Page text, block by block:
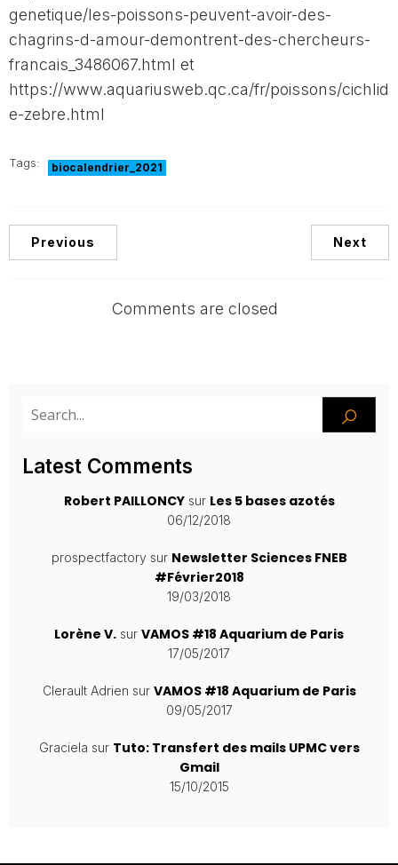
genetique/les-poissons-peuvent-avoir-des-
chagrins-d-amour-demontrent-des-chercheurs-
francais_3486067.html et
https://www.aquariusweb.qc.ca/fr/poissons/cichlid
e-zebre.html
Tags: biocalendrier_2021
Previous Next
Comments are closed
Latest Comments
Robert PAILLONCYsur Les 5 bases azotés
06/12/2018
prospectfactorysur Newsletter Sciences FNEB
#Février2018
19/03/2018
Lorène V. sur VAMOS #18 Aquarium de Paris
17/05/2017
Clerault Adrien sur VAMOS #18 Aquarium de Paris
09/05/2017
Graciela sur Tuto: Transfert des mails UPMC vers
Gmail
15/10/2015